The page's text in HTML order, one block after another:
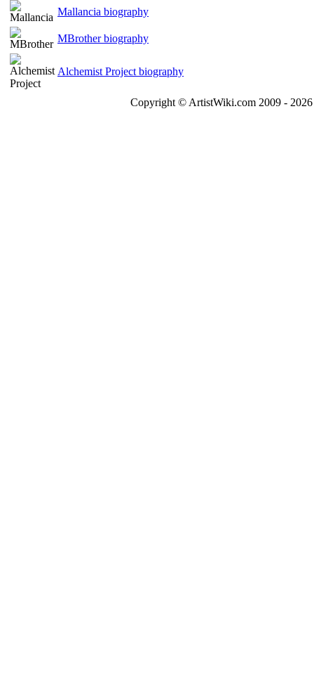
Mallancia biography
MBrother biography
Alchemist Project biography
Copyright © ArtistWiki.com 2009 -